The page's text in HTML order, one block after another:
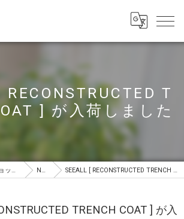
T
] が入荷しました
吉祥寺のセレクトショップはROL（ロル） NEWS SEEALL [ RECONSTRUCTED TRENCH COAT ] が入荷しました
TRENCH COAT ] が入